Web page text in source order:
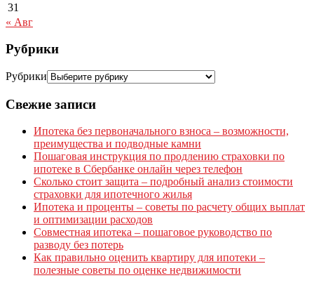
31
« Авг
Рубрики
Рубрики
Свежие записи
Ипотека без первоначального взноса – возможности,
преимущества и подводные камни
Пошаговая инструкция по продлению страховки по
ипотеке в Сбербанке онлайн через телефон
Сколько стоит защита – подробный анализ стоимости
страховки для ипотечного жилья
Ипотека и проценты – советы по расчету общих выплат
и оптимизации расходов
Совместная ипотека – пошаговое руководство по
разводу без потерь
Как правильно оценить квартиру для ипотеки –
полезные советы по оценке недвижимости